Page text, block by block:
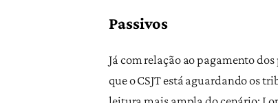
Passivos
Já com relação ao pagamento
que o CSJT está aguardando os